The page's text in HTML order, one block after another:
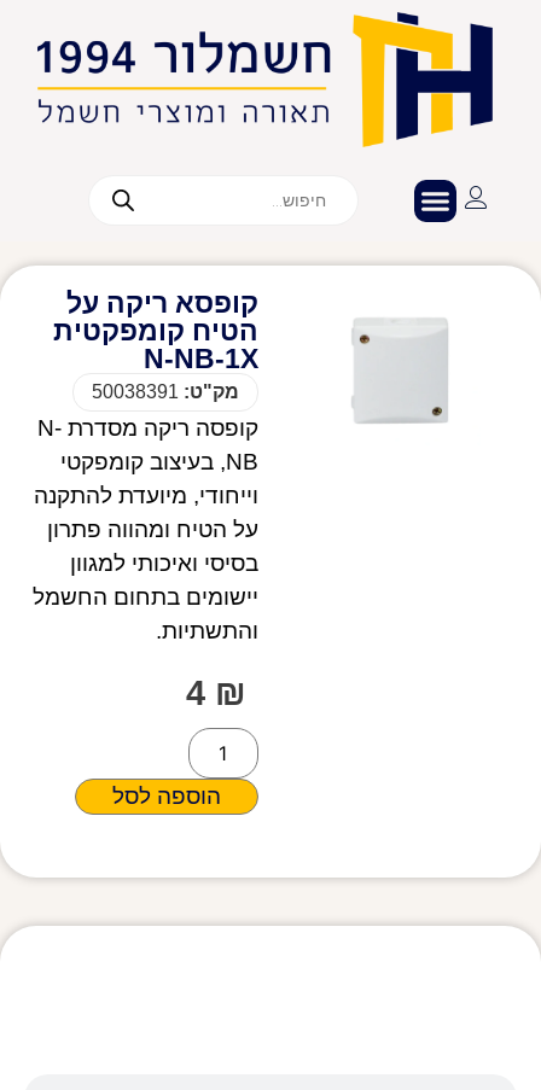
קופסא ריקה על
הטיח קומפקטית
N-NB-1X
מק"ט: 50038391
קופסה ריקה מסדרת N-
NB, בעיצוב קומפקטי
וייחודי, מיועדת להתקנה
על הטיח ומהווה פתרון
בסיסי ואיכותי למגוון
יישומים בתחום החשמל
והתשתיות.
4 ₪
הוספה לסל